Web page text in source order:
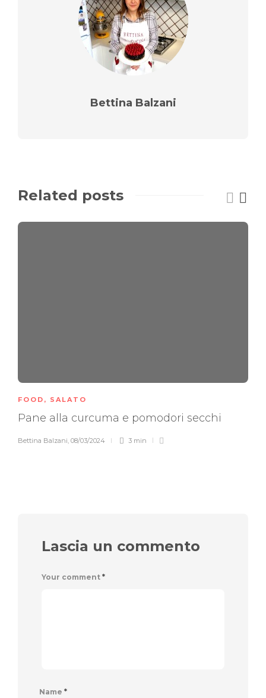
Bettina Balzani
Related posts
FOOD , SALATO
Pane alla curcuma e pomodori secchi
Bettina Balzani, 08/03/2024 3 min
Lascia un commento
Your comment *
Name *